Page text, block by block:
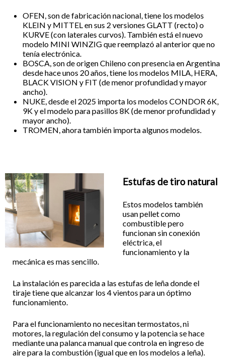
OFEN, son de fabricación nacional, tiene los modelos
KLEIN y MITTEL en sus 2 versiones GLATT (recto) o
KURVE (con laterales curvos). También está el nuevo
modelo MINI WINZIG que reemplazó al anterior que no
tenía electrónica.
BOSCA, son de origen Chileno con presencia en Argentina
desde hace unos 20 años, tiene los modelos MILA, HERA,
BLACK VISION y FIT (de menor profundidad y mayor
ancho).
NUKE, desde el 2025 importa los modelos CONDOR 6K,
9K y el modelo para pasillos 8K (de menor profundidad y
mayor ancho).
TROMEN, ahora también importa algunos modelos.
Estufas de tiro natural
Estos modelos también
usan pellet como
combustible pero
funcionan sin conexión
eléctrica, el
funcionamiento y la
mecánica es mas sencillo.
La instalación es parecida a las estufas de leña donde el
tiraje tiene que alcanzar los 4 vientos para un óptimo
funcionamiento.
Para el funcionamiento no necesitan termostatos, ni
motores, la regulación del consumo y la potencia se hace
mediante una palanca manual que controla en ingreso de
aire para la combustión (igual que en los modelos a leña).